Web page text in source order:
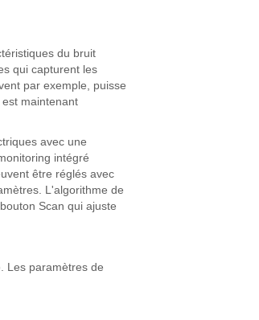
du bruit
qui capturent les
par exemple, puisse
maintenant
avec une
intégré
être réglés avec
L'algorithme de
Scan qui ajuste
Les paramètres de